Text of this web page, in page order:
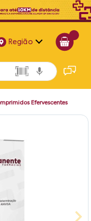
Região
Alagoas
Bahia
Efervescentes